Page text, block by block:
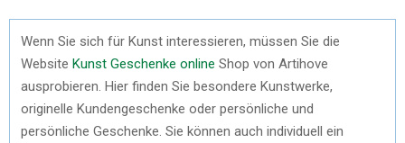
Wenn Sie sich für Kunst interessieren, müssen Sie die
Website Kunst Geschenke online Shop von Artihove
ausprobieren. Hier finden Sie besondere Kunstwerke,
originelle Kundengeschenke oder persönliche und
persönliche Geschenke. Sie können auch individuell ein